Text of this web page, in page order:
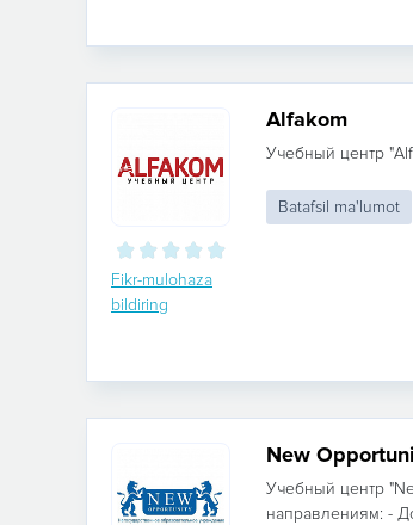
Fikr-mulohaza
bildiring
Alfakom
Учебный центр
Batafsil ma'lumot
New
Учебный центр
направлениям: -